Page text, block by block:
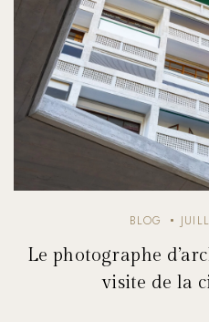
BLOG
Le photographe
visite de la